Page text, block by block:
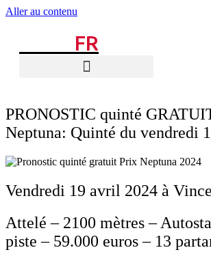
Aller au contenu
FR
PRONOSTIC quinté
Neptuna: Quinté du vendredi
Vendredi 19 avril 2024 à
Attelé – 2100 mètres –
piste – 59.000 euros – 13